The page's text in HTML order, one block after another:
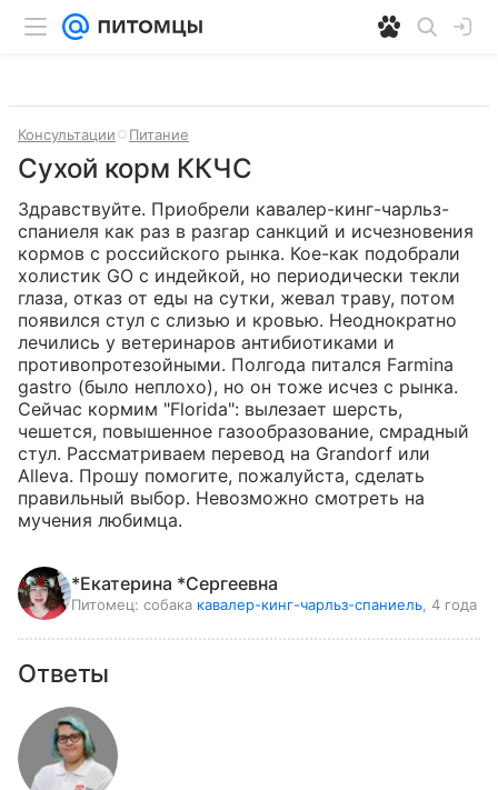
Консультации Питание
Сухой корм ККЧС
Здравствуйте. Приобрели кавалер-кинг-чарльз-
спаниеля как раз в разгар санкций и исчезновения
кормов с российского рынка. Кое-как подобрали
холистик GO с индейкой, но периодически текли
глаза, отказ от еды на сутки, жевал траву, потом
появился стул с слизью и кровью. Неоднократно
лечились у ветеринаров антибиотиками и
противопротезойными. Полгода питался Farmina
gastro (было неплохо), но он тоже исчез с рынка.
Сейчас кормим "Florida": вылезает шерсть,
чешется, повышенное газообразование, смрадный
стул. Рассматриваем перевод на Grandorf или
Alleva. Прошу помогите, пожалуйста, сделать
правильный выбор. Невозможно смотреть на
мучения любимца.
*Екатерина *Сергеевна
Питомец: собака кавалер-кинг-чарльз-спаниель , 4 года
Ответы